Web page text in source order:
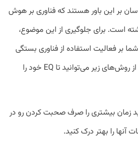
بر این باور هستند که فناوری بر هوش
است. برای جلوگیری از این موضوع،
بر فعالیت استفاده از فناوری بستگی
روش‌های زیر می‌توانید تا EQ خود را
زمان بیشتری را صرف صحبت کردن رو در
آنها را بهتر درک کنید.